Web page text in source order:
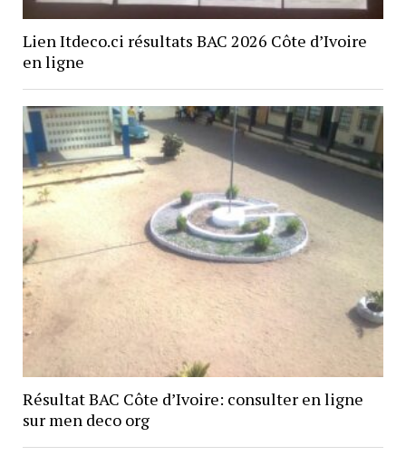
Lien Itdeco.ci résultats BAC 2026 Côte d’Ivoire
en ligne
Résultat BAC Côte d’Ivoire: consulter en ligne
sur men deco org